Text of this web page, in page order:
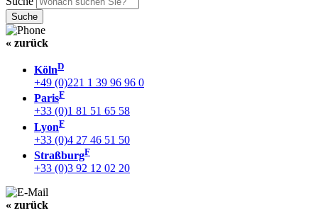
« zurück
KölnD
+49 (0)221 1 39 96 96 0
ParisF
+33 (0)1 81 51 65 58
LyonF
+33 (0)4 27 46 51 50
StraßburgF
+33 (0)3 92 12 02 20
« zurück